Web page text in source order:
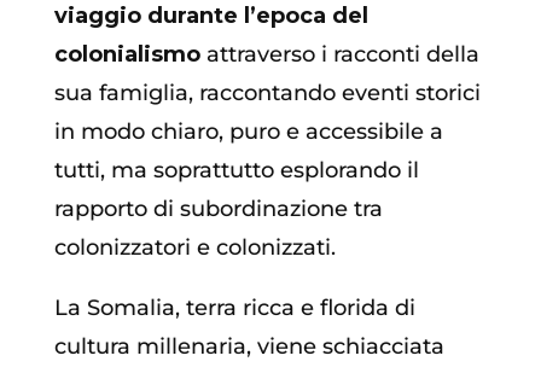
viaggio durante l’epoca del
colonialismoattraverso i racconti della
sua famiglia, raccontando eventi storici
in modo chiaro, puro e accessibile a
tutti, ma soprattutto esplorando il
rapporto di subordinazione tra
colonizzatori e colonizzati.
La Somalia, terra ricca e florida di
cultura millenaria, viene schiacciata